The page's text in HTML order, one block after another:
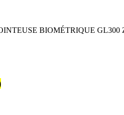
BIOMÉTRIQUE GL300